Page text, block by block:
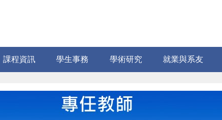
課程資訊 學生事務 學術研究 就業與系友